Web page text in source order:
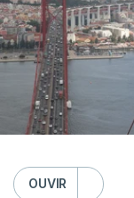
OUVIR